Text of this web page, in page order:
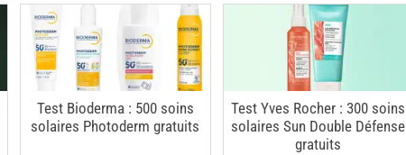
Test Bioderma : 500 soins
solaires Photoderm gratuits
Test Yves Rocher : 300 soins
solaires Sun Double Défense
gratuits